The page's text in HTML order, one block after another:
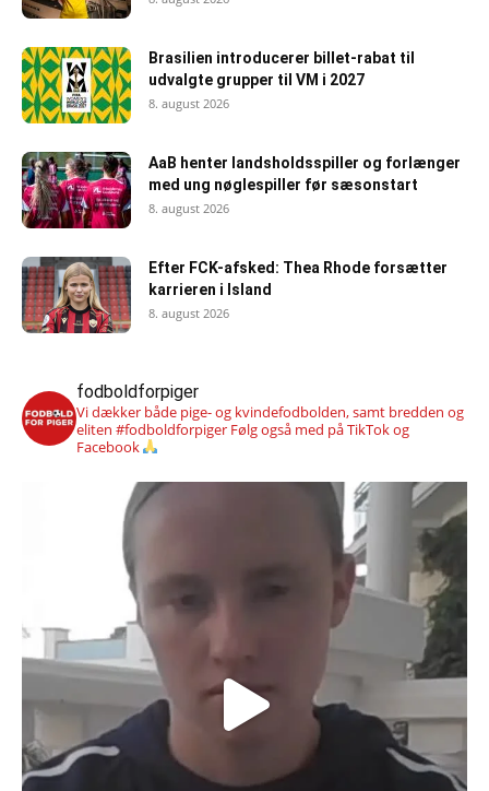
Brasilien introducerer billet-rabat til
udvalgte grupper til VM i 2027
8. august 2026
AaB henter landsholdsspiller og forlænger
med ung nøglespiller før sæsonstart
8. august 2026
Efter FCK-afsked: Thea Rhode forsætter
karrieren i Island
8. august 2026
fodboldforpiger
Vi dækker både pige- og kvindefodbolden, samt bredden og
eliten #fodboldforpiger Følg også med på TikTok og
Facebook